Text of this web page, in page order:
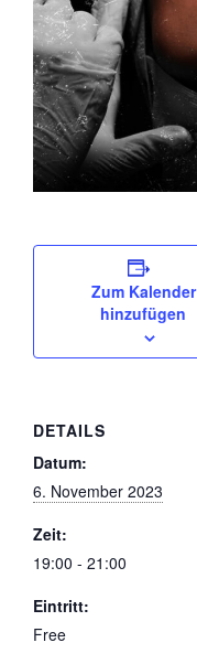
Zum Kalender
hinzufügen
DETAILS
Datum:
6. November 2023
Zeit:
19:00 - 21:00
Eintritt:
Free